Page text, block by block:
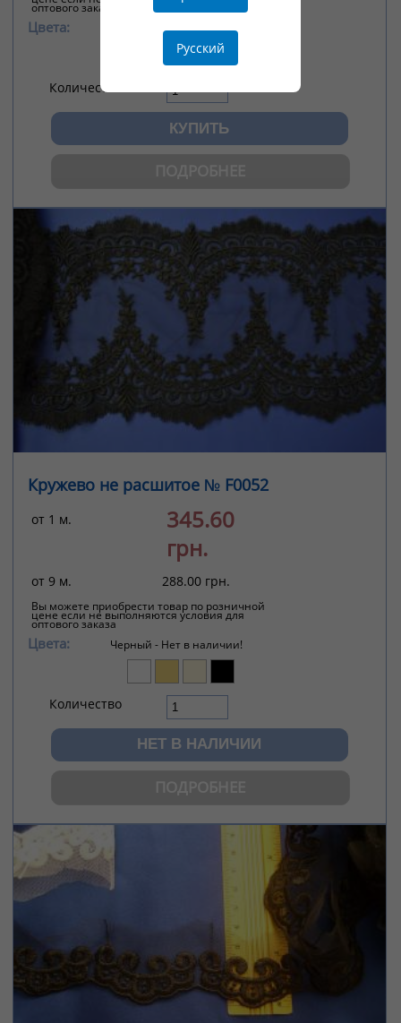
оптового заказа
Цвета: Есть в наличии!
Количество
Кружево не расшитое № F0052
от 1 м.
345.60
грн.
от 9 м. 288.00 грн.
Вы можете приобрести товар по розничной
цене если не выполняются условия для
оптового заказа
Цвета: Черный - Нет в наличии!
Количество
Русский